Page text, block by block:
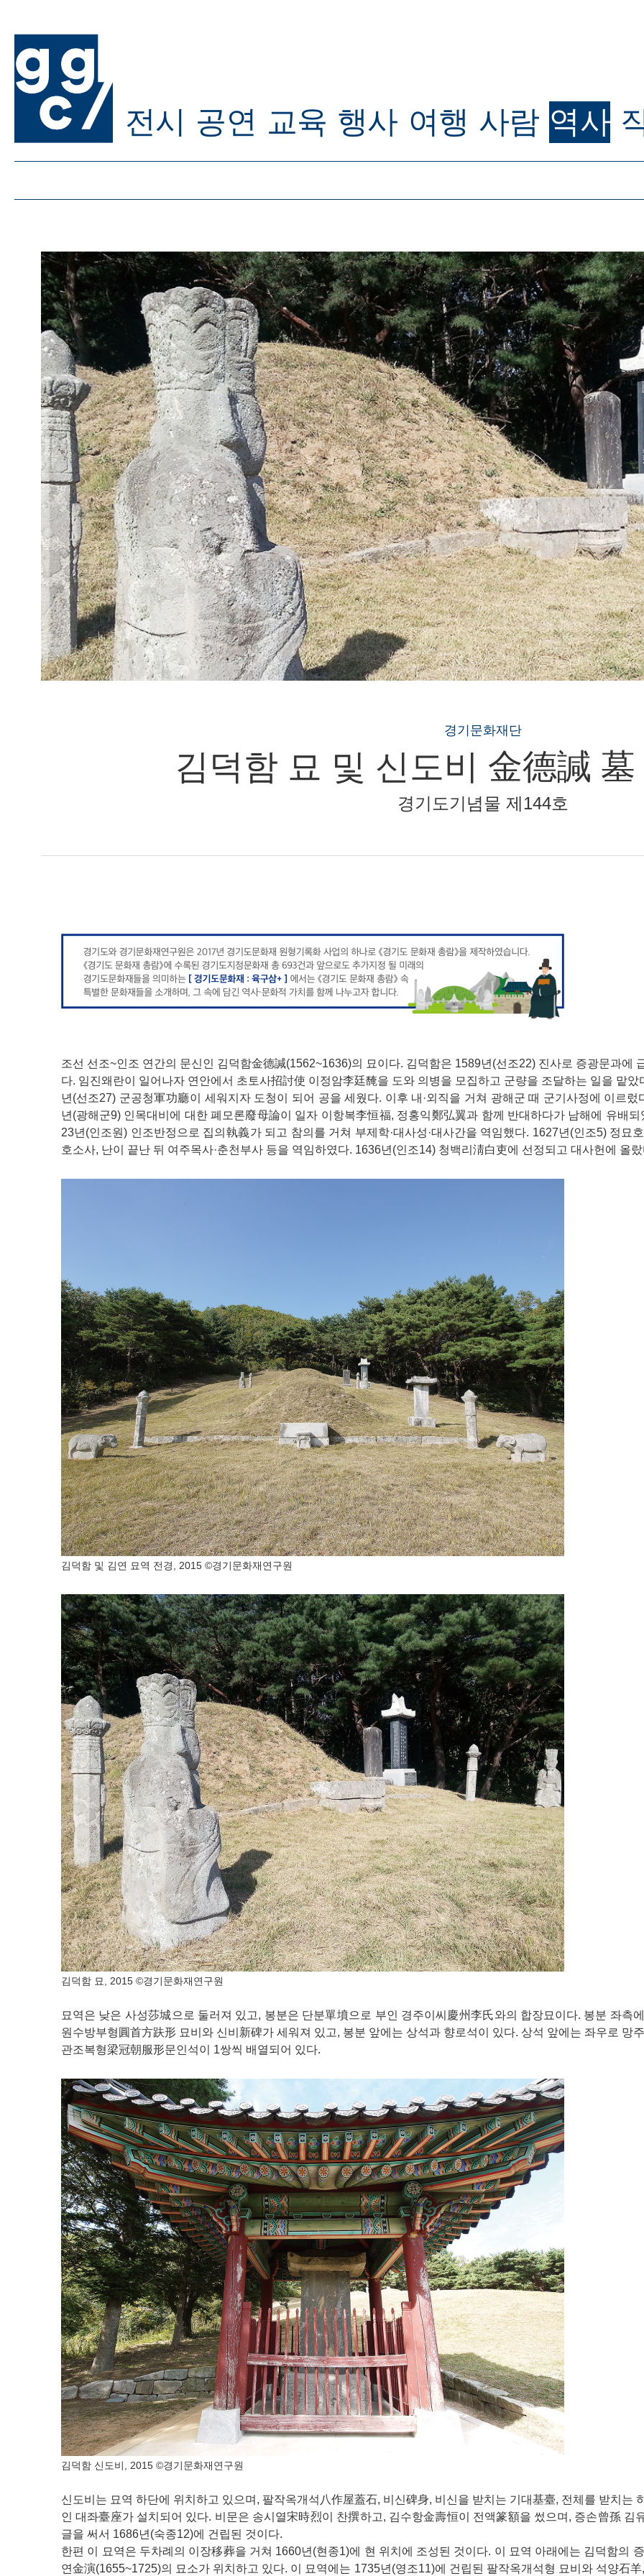
전시 공연 교육 행사 여행 사람 역사
경기문화재단
김덕함 묘 및 신도비 金德諴
경기도기념물 제144호
조선 선조~인조 연간의 문신인 김덕함金德諴(1562~1636)의 묘이다. 김덕함은 1589년(선조22) 진사로 증광문과에
다. 임진왜란이 일어나자 연안에서 초토사招討使 이정암李廷馣을 도와 의병을 모집하고 군량을 조달하는 일을 맡았
년(선조27) 군공청軍功廳이 세워지자 도청이 되어 공을 세웠다. 이후 내·외직을 거쳐 광해군 때 군기사정에 이르렀
년(광해군9) 인목대비에 대한 폐모론廢母論이 일자 이항복李恒福, 정홍익鄭弘翼과 함께 반대하다가 남해에 유배되
23년(인조원) 인조반정으로 집의執義가 되고 참의를 거쳐 부제학·대사성·대사간을 역임했다. 1627년(인조5) 정묘
호소사, 난이 끝난 뒤 여주목사·춘천부사 등을 역임하였다. 1636년(인조14) 청백리淸白吏에 선정되고 대사헌에 올
김덕함 및 김연 묘역 전경, 2015 ©경기문화재연구원
김덕함 묘, 2015 ©경기문화재연구원
묘역은 낮은 사성莎城으로 둘러져 있고, 봉분은 단분單墳으로 부인 경주이씨慶州李氏와의 합장묘이다. 봉분 좌측
원수방부형圓首方趺形 묘비와 신비新碑가 세워져 있고, 봉분 앞에는 상석과 향로석이 있다. 상석 앞에는 좌우로 망
관조복형梁冠朝服形문인석이 1쌍씩 배열되어 있다.
김덕함 신도비, 2015 ©경기문화재연구원
신도비는 묘역 하단에 위치하고 있으며, 팔작옥개석八作屋蓋石, 비신碑身, 비신을 받치는 기대基臺, 전체를 받치는
인 대좌臺座가 설치되어 있다. 비문은 송시열宋時烈이 찬撰하고, 김수항金壽恒이 전액篆額을 썼으며, 증손曾孫 김
글을 써서 1686년(숙종12)에 건립된 것이다.
한편 이 묘역은 두차례의 이장移葬을 거쳐 1660년(현종1)에 현 위치에 조성된 것이다. 이 묘역 아래에는 김덕함의
연金演(1655~1725)의 묘소가 위치하고 있다. 이 묘역에는 1735년(영조11)에 건립된 팔작옥개석형 묘비와 석양石